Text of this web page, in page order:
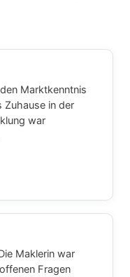
Marktkenntnis
Zuhause in der
war
Maklerin war
Fragen